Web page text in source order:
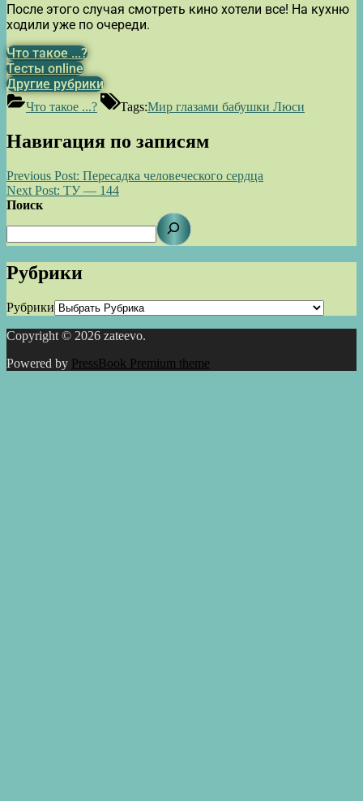
После этого случая смотреть кино хотели все! На кухню
ходили уже по очереди.
Что такое ...?
Тесты online
Другие рубрики
Что такое ...? Tags:Мир глазами бабушки Люси
Навигация по записям
Previous Post: Пересадка человеческого сердца
Next Post: ТУ — 144
Поиск
Рубрики
Рубрики
Copyright © 2026 zateevo.
Powered by PressBook Premium theme